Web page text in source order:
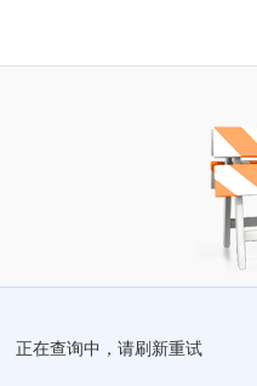
正在查询中，请刷新重试